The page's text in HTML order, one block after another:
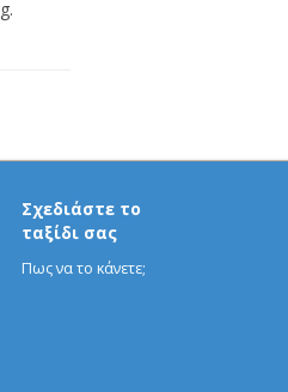
Σχεδιάστε το
ταξίδι σας
Πως να το κάνετε;